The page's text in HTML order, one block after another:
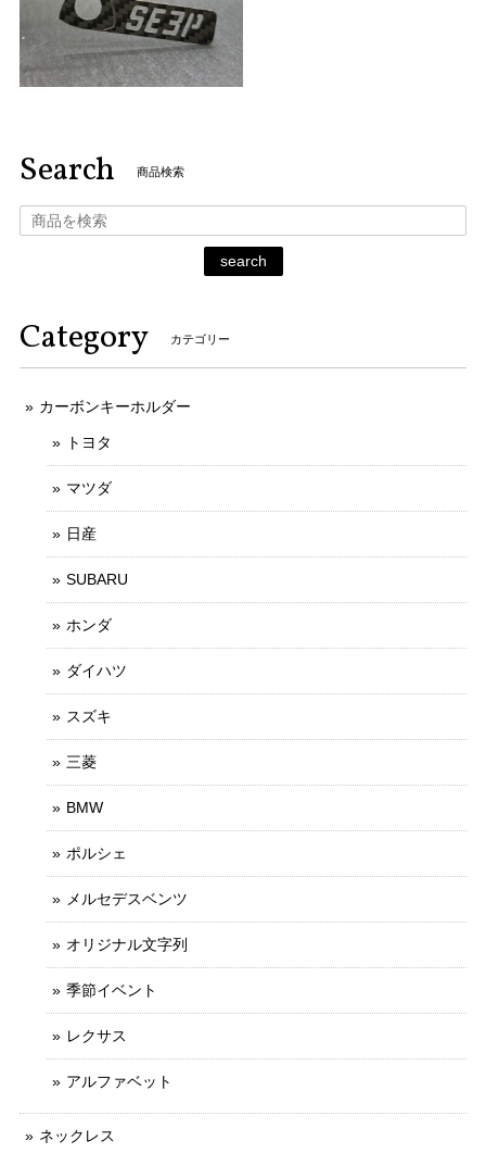
Search 商品検索
search
Category カテゴリー
カーボンキーホルダー
トヨタ
マツダ
日産
SUBARU
ホンダ
ダイハツ
スズキ
三菱
BMW
ポルシェ
メルセデスベンツ
オリジナル文字列
季節イベント
レクサス
アルファベット
ネックレス